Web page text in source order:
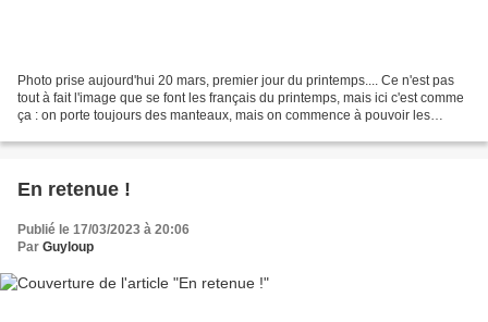
Photo prise aujourd'hui 20 mars, premier jour du printemps.... Ce n'est pas
tout à fait l'image que se font les français du printemps, mais ici c'est comme
ça : on porte toujours des manteaux, mais on commence à pouvoir les
En retenue !
Publié le 17/03/2023 à 20:06
Par Guyloup